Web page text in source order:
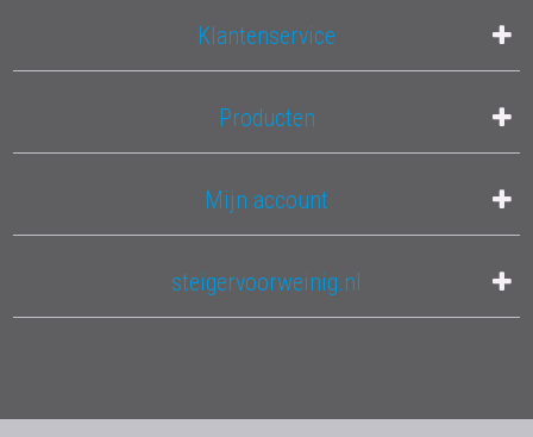
Klantenservice
Producten
Mijn account
steigervoorweinig.nl